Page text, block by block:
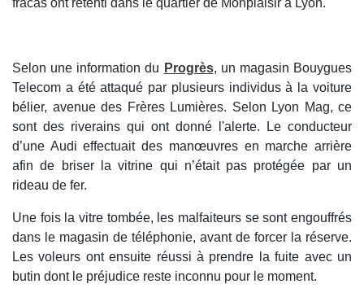
fracas ont retenti dans le quartier de Monplaisir à Lyon.
Selon une information du Progrès, un magasin Bouygues
Telecom a été attaqué par plusieurs individus à la voiture
bélier, avenue des Frères Lumières. Selon Lyon Mag, ce
sont des riverains qui ont donné l'alerte. Le conducteur
d’une Audi effectuait des manœuvres en marche arrière
afin de briser la vitrine qui n’était pas protégée par un
rideau de fer.
Une fois la vitre tombée, les malfaiteurs se sont engouffrés
dans le magasin de téléphonie, avant de forcer la réserve.
Les voleurs ont ensuite réussi à prendre la fuite avec un
butin dont le préjudice reste inconnu pour le moment.